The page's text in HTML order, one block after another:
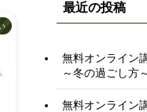
最近の投稿
無料オンライン
～冬の過ごし方
無料オンライン